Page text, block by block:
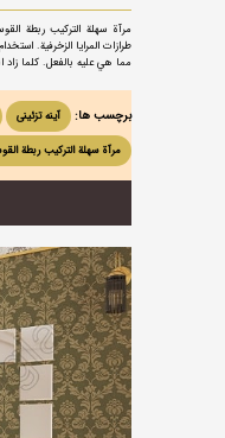
مرآة سهلة التركيب ربطة
طرازات المرايا الزخرفية.
مما هي عليه بالفعل. كلما
برچسب ها: آینه تزئینی
مرآة سهلة التركيب ربطة